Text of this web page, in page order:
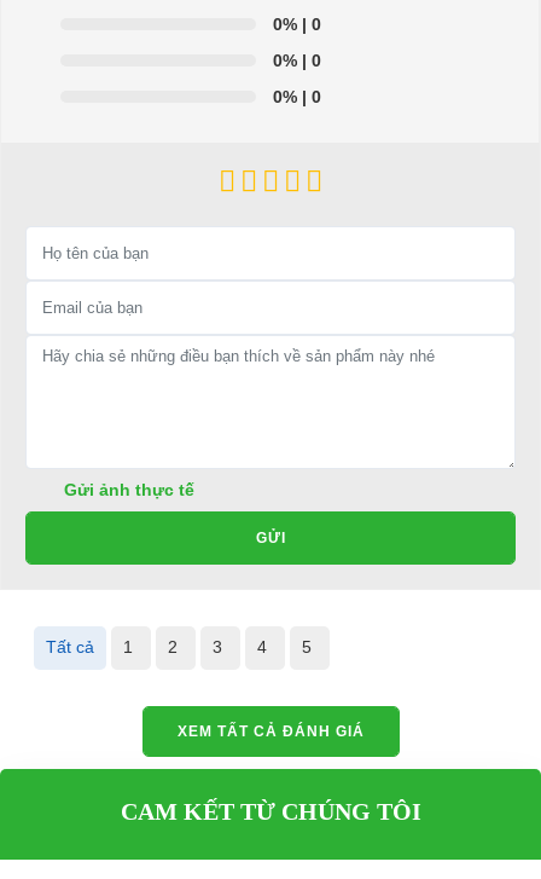
Hãng sản xuất:
Động cơ:
8x6V or 6x8V;
25 Amp DC output at 48 volts; input AC 220
0% | 0
0% | 0
0% | 0
Gửi ảnh thực tế
GỬI
Tất cả 1 2 3 4 5
XEM TẤT CẢ ĐÁNH GIÁ
CAM KẾT TỪ CHÚNG TÔI